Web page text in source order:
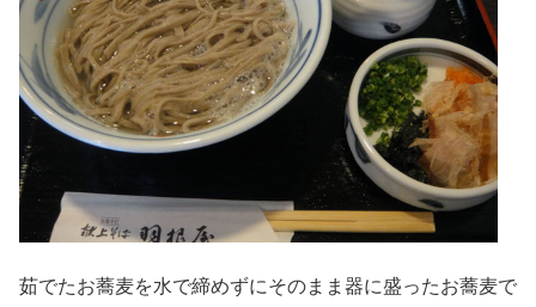
茹でたお蕎麦を水で締めずにそのまま器に盛ったお蕎麦で